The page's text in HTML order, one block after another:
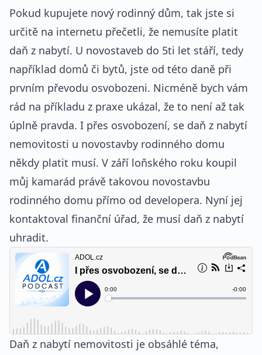
Pokud kupujete nový rodinný dům, tak jste si
určitě na internetu přečetli, že nemusíte platit
daň z nabytí. U novostaveb do 5ti let stáří, tedy
například domů či bytů, jste od této daně při
prvním převodu osvobozeni. Nicméně bych vám
rád na příkladu z praxe ukázal, že to není až tak
úplně pravda. I přes osvobození, se daň z nabytí
nemovitosti u novostavby rodinného domu
někdy platit musí. V září loňského roku koupil
můj kamarád právě takovou novostavbu
rodinného domu přímo od developera. Nyní jej
kontaktoval finanční úřad, že musí daň z nabytí
uhradit.
Daň z nabytí nemovitosti je obsáhlé téma,